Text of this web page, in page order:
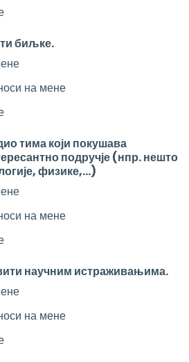
биљке.
на мене
тима који покушава
подручје (нпр. нешто
физике,...)
на мене
научним истраживањима.
на мене